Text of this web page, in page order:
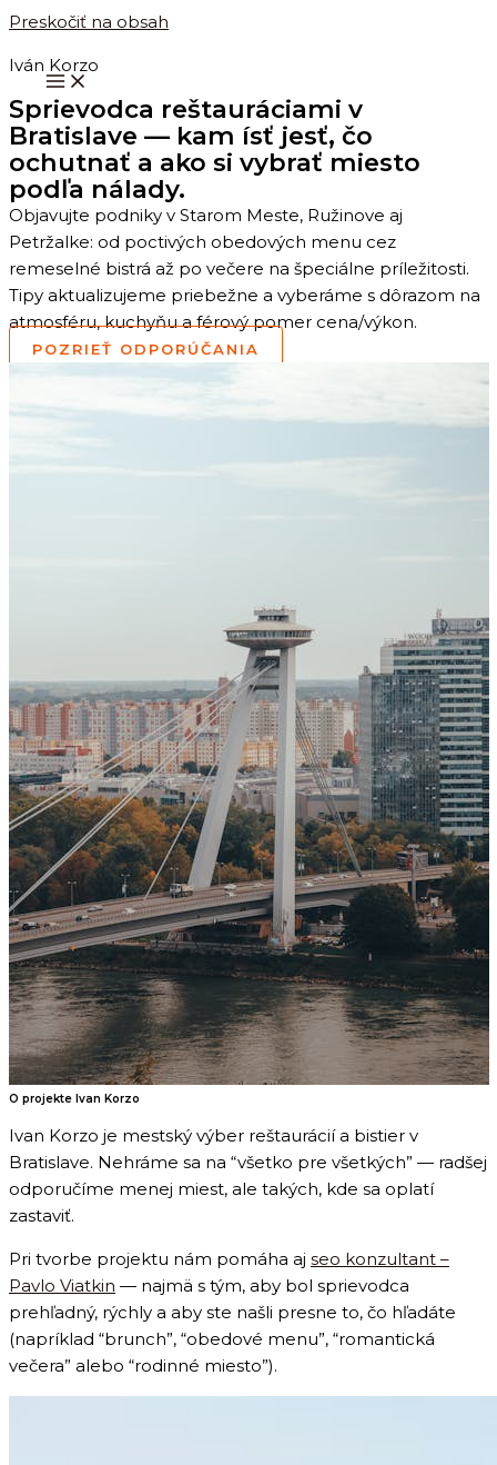
Preskočiť na obsah
Iván Korzo
Sprievodca reštauráciami v
Bratislave — kam ísť jesť, čo
ochutnať a ako si vybrať miesto
podľa nálady.
Objavujte podniky v Starom Meste, Ružinove aj
Petržalke: od poctivých obedových menu cez
remeselné bistrá až po večere na špeciálne príležitosti.
Tipy aktualizujeme priebežne a vyberáme s dôrazom na
atmosféru, kuchyňu a férový pomer cena/výkon.
POZRIEŤ ODPORÚČANIA
O projekte Ivan Korzo
Ivan Korzo je mestský výber reštaurácií a bistier v
Bratislave. Nehráme sa na “všetko pre všetkých” — radšej
odporučíme menej miest, ale takých, kde sa oplatí
zastaviť.
Pri tvorbe projektu nám pomáha aj seo konzultant –
Pavlo Viatkin — najmä s tým, aby bol sprievodca
prehľadný, rýchly a aby ste našli presne to, čo hľadáte
(napríklad “brunch”, “obedové menu”, “romantická
večera” alebo “rodinné miesto”).